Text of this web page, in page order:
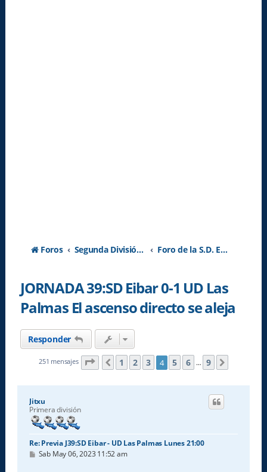
Foros Segunda División A - Temporada 2026-2027 Foro de la S.D. Eibar
JORNADA 39:SD Eibar 0-1 UD Las
Palmas El ascenso directo se aleja
Responder
251 mensajes Página de 9
Anterior
1 2 3 4 5 6 … 9
Jitxu
Primera división
Re: Previa J39:SD Eibar - UD Las Palmas Lunes 21:00
M
Sab May 06, 2023 11:52 am